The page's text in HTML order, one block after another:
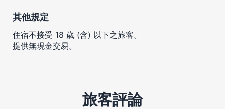
其他規定
住宿不接受 18 歲 (含) 以下之旅客。
提供無現金交易。
旅客評論